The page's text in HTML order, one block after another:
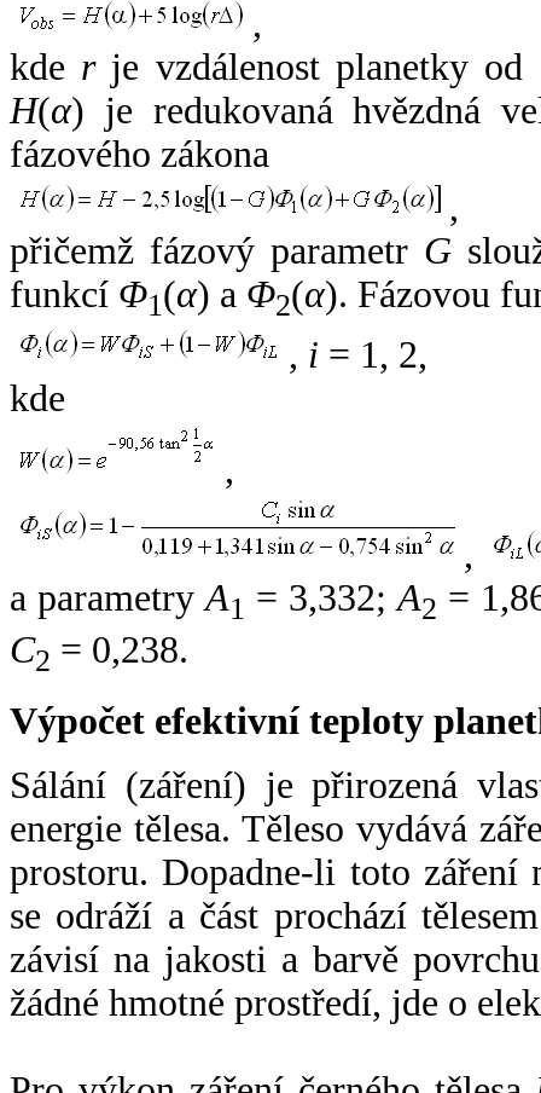
,
kde rje vzdálenost planetky od
H(α) je redukovaná hvězdná
fázového zákona
,
přičemž fázový parametr G
funkcí Φ1(α) a Φ2(α). Fázovou
, i = 1, 2,
kde
,
,
a parametryA1 = 3,332;A2 =
C2 = 0,238.
Výpočet efektivní teploty
Sálání (záření) je přirozená
energie tělesa. Těleso vydává
prostoru. Dopadne-li toto záření
se odráží a část prochází
závisí na jakosti a barvě
žádné hmotné prostředí, jde o